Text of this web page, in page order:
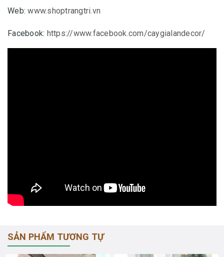
Web:www.shoptrangtri.vn
Facebook: https://www.facebook.com/caygialandecor/
SẢN PHẨM TƯƠNG TỰ